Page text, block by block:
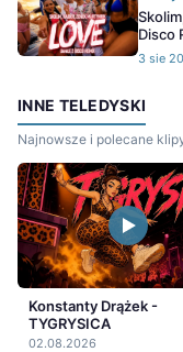
Disco
3 sie
INNE TELEDYSKI
Najnowsze i polecane
Konstanty Drążek -
TYGRYSICA
02.08.2026